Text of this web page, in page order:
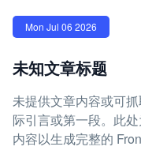
Mon Jul 06 2026
未知文章标题
未提供文章内容或可
际引言或第一段。此
内容以生成完整的